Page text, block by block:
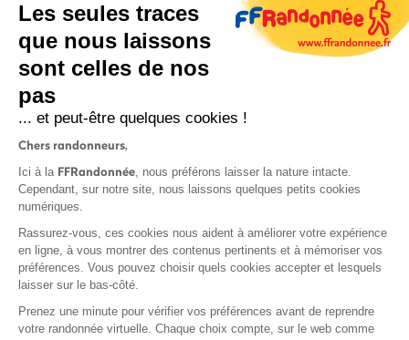
Protection des données
Politique de confidentialité
Les seules traces
que nous laissons
sont celles de nos
pas
... et peut-être quelques cookies !
Chers randonneurs,
Ici à la FFRandonnée, nous préférons laisser la nature intacte.
Cependant, sur notre site, nous laissons quelques petits cookies
numériques.
Rassurez-vous, ces cookies nous aident à améliorer votre expérience
en ligne, à vous montrer des contenus pertinents et à mémoriser vos
préférences. Vous pouvez choisir quels cookies accepter et lesquels
laisser sur le bas-côté.
Prenez une minute pour vérifier vos préférences avant de reprendre
votre randonnée virtuelle. Chaque choix compte, sur le web comme